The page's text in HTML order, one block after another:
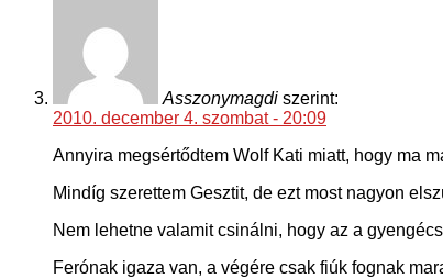
Asszonymagdi szerint:
2010. december 4. szombat - 20:09
Annyira megsértődtem Wolf Kati miatt, hogy ma
Mindíg szerettem Gesztit, de ezt most nagyon
Nem lehetne valamit csinálni, hogy az a
Ferónak igaza van, a végére csak fiúk fognak